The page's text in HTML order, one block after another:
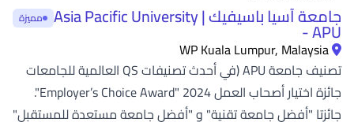
جامعة آسيا باسيفيك | Asia Pacific University
- APU مميزة
WP Kuala Lumpur, Malaysia
تصنيف جامعة APU (في أحدث تصنيفات QS العالمية للجامعات
جائزة اختيار أصحاب العمل 2024 "Employer’s Choice Award".
جائزتا "أفضل جامعة تقنية" و "أفضل جامعة مستعدة للمستقبل"